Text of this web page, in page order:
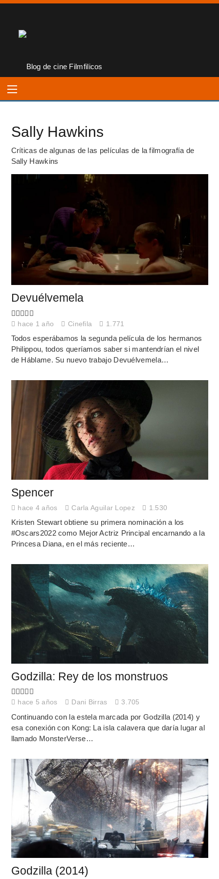
Sally Hawkins
Críticas de algunas de las películas de la filmografía de
Sally Hawkins
Devuélvemela
hace 1 año Cinefila 1.771
Todos esperábamos la segunda película de los hermanos
Philippou, todos queríamos saber si mantendrían el nivel
de Háblame. Su nuevo trabajo Devuélvemela…
Spencer
hace 4 años Carla Aguilar Lopez 1.530
Kristen Stewart obtiene su primera nominación a los
#Oscars2022 como Mejor Actriz Principal encarnando a la
Princesa Diana, en el más reciente…
Godzilla: Rey de los monstruos
hace 5 años Dani Birras 3.705
Continuando con la estela marcada por Godzilla (2014) y
esa conexión con Kong: La isla calavera que daría lugar al
llamado MonsterVerse…
Godzilla (2014)